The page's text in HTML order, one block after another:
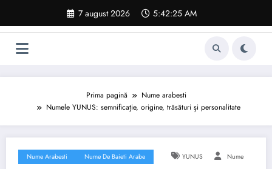
conținut
7 august 2026 5:42:26 AM
Prima pagină
Nume arabesti
Numele YUNUS: semnificație, origine, trăsături și personalitate
Nume Arabesti Nume De Baieti Arabe YUNUS Nume